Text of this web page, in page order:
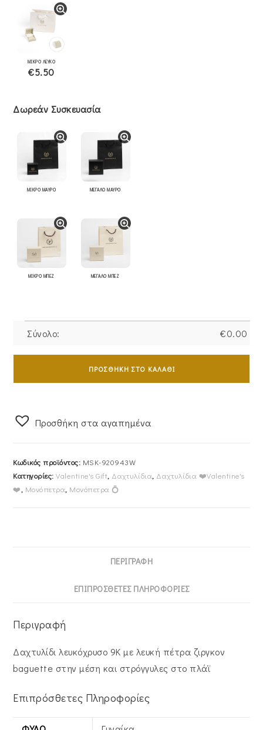
ΜΙΚΡΟ ΛΕΥΚΟ
€5.50
Δωρεάν Συσκευασία
ΜΙΚΡΟ ΜΑΥΡΟ ΜΕΓΑΛΟ ΜΑΥΡΟ
ΜΙΚΡΟ ΜΠΕΖ ΜΕΓΑΛΟ ΜΠΕΖ
Σύνολο: €0.00
Δαχτυλίδι
Με
Ζιργκον
920943W
ποσότητα
ΠΡΟΣΘΉΚΗ ΣΤΟ ΚΑΛΆΘΙ
Προσθήκη στα αγαπημένα
Κωδικός προϊόντος: MSK-920943W
Κατηγορίες:Valentine's Gift, Δαχτυλίδια, Δαχτυλίδια ❤️Valentine's
❤️, Μονόπετρα, Μονόπετρα 💍
ΠΕΡΙΓΡΑΦΉ
ΕΠΙΠΡΌΣΘΕΤΕΣ ΠΛΗΡΟΦΟΡΊΕΣ
Περιγραφή
Δαχτυλίδι λευκόχρυσο 9Κ με λευκή πέτρα ζιργκον
baguette στην μέση και στρόγγυλες στο πλάϊ
Επιπρόσθετες Πληροφορίες